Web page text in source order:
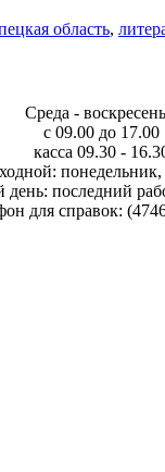
область,
Среда -
с 09.00 до 17.00
касса 09.30 -
понедельник,
последний
для справок: